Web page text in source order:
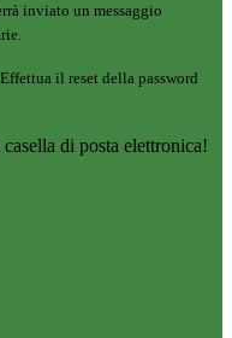
inviato un messaggio
il reset della password
di posta elettronica!